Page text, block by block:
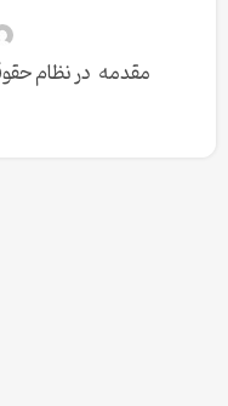
مقدمه در نظام